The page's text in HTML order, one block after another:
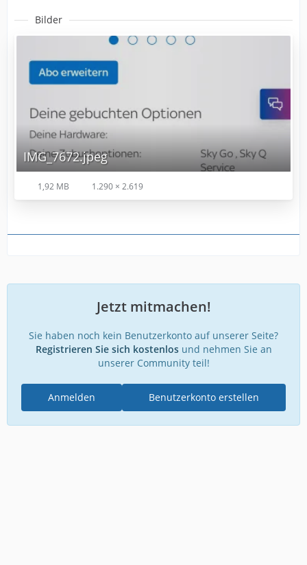
Bilder
IMG_7672.jpeg
1,92 MB 1.290 × 2.619
Jetzt mitmachen!
Sie haben noch kein Benutzerkonto auf unserer Seite?
Registrieren Sie sich kostenlosund nehmen Sie an
unserer Community teil!
Benutzerkonto erstellen
Anmelden